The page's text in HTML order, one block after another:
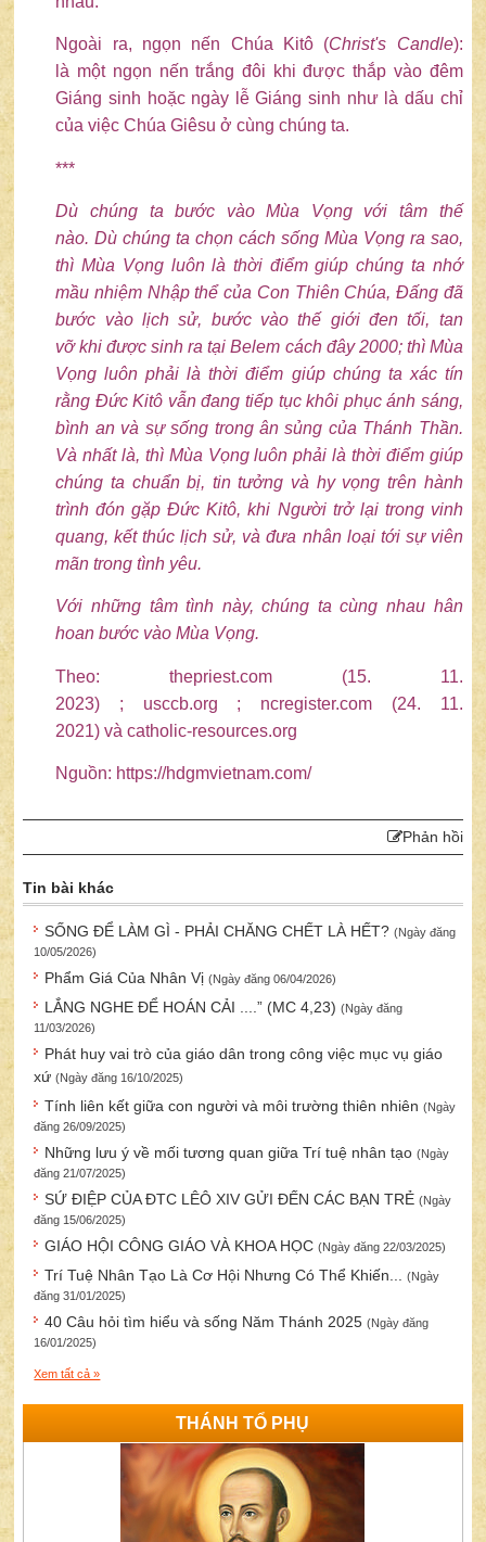
Ngoài ra, ngọn nến Chúa Kitô (Christ's Candle):
là một ngọn nến trắng đôi khi được thắp vào đêm
Giáng sinh hoặc ngày lễ Giáng sinh như là dấu chỉ
của việc Chúa Giêsu ở cùng chúng ta.
***
Dù chúng ta bước vàoMùa Vọng với tâm thế
nào.Dù chúng ta chọn cách sống Mùa Vọng ra sao,
thì Mùa Vọngluôn là thời điểm giúp chúng ta nhớ
mầu nhiệm Nhập thể của Con Thiên Chúa, Đấngđã
bước vào lịch sử, bước vàothế giới đen tối, tan
vỡkhi được sinh ra tại Belem cáchđây 2000; thì Mùa
Vọng luôn phải là thời điểm giúp chúng ta xác tín
rằng Đức Kitô vẫn đang tiếp tụckhôi phục ánh sáng,
bình an và sự sống trong ân sủng của Thánh Thần.
Và nhất là, thì Mùa Vọngluôn phải là thời điểm giúp
chúng ta chuẩn bị, tin tưởng và hy vọng trên hành
trình đón gặp Đức Kitô, khi Người trở lại trong vinh
quang, kết thúclịch sử, và đưa nhân loại tới sự viên
mãn trong tình yêu.
Với những tâm tình này, chúng ta cùng nhau hân
hoan bước vàoMùa Vọng.
Theo:thepriest.com (15. 11.
2023) ; usccb.org ; ncregister.com (24. 11.
2021) vàcatholic-resources.org
Nguồn: https://hdgmvietnam.com/
Phản hồi
Tin bài khác
SỐNG ĐỂ LÀM GÌ - PHẢI CHĂNG CHẾT LÀ HẾT?(Ngày đăng
10/05/2026)
Phẩm Giá Của Nhân Vị(Ngày đăng 06/04/2026)
LẮNG NGHE ĐỂ HOÁN CẢI ....” (MC 4,23)(Ngày đăng
11/03/2026)
Phát huy vai trò của giáo dân trong công việc mục vụ giáo
xứ(Ngày đăng 16/10/2025)
Tính liên kết giữa con người và môi trường thiên nhiên(Ngày
đăng 26/09/2025)
Những lưu ý về mối tương quan giữa Trí tuệ nhân tạo(Ngày
đăng 21/07/2025)
SỨ ĐIỆP CỦA ĐTC LÊÔ XIV GỬI ĐẾN CÁC BẠN TRẺ(Ngày
đăng 15/06/2025)
GIÁO HỘI CÔNG GIÁO VÀ KHOA HỌC(Ngày đăng 22/03/2025)
Trí Tuệ Nhân Tạo Là Cơ Hội Nhưng Có Thể Khiến...(Ngày
đăng 31/01/2025)
40 Câu hỏi tìm hiểu và sống Năm Thánh 2025(Ngày đăng
16/01/2025)
Xem tất cả »
THÁNH TỔ PHỤ